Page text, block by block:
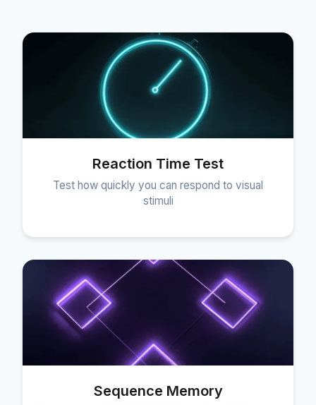
Reaction Time Test
Test how quickly you can respond to visual
stimuli
Sequence Memory